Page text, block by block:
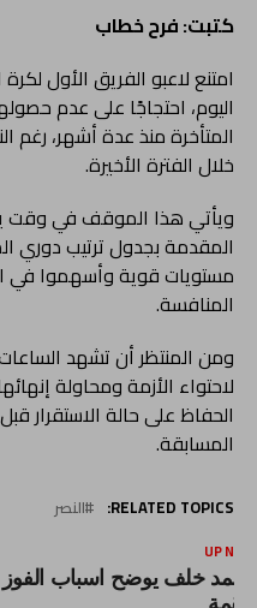
كتبت: فرح خطاب
امتنع لاعبو الفريق الأول
اليوم، احتجاجًا على عدم
المتأخرة منذ عدة أشهر، رغم
خلال الفترة الأخيرة.
ويأتي هذا الموقف في وقت
المقدمة بجدول ترتيب دوري
مستويات قوية وأسهموا في
المنافسة.
ومن المنتظر أن تشهد
لاحتواء الأزمة ومحاولة
الحفاظ على حالة الاستقرار
المسابقة.
RELATED TOPICS: النصر
UP
خلف يوضح اسباب الفوز